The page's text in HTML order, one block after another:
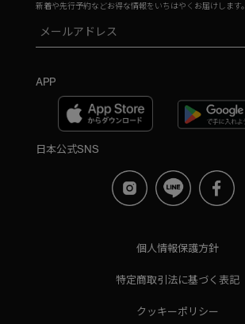
新着や先行予約などお得な情報をいちはやくお届けします。
APP
日本公式SNS
個人情報保護方針
特定商取引法に基づく表記
クッキーポリシー